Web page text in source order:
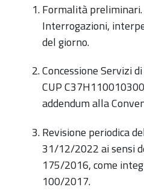
Formalità
Interrogazioni,
del giorno.
Concessione Servizi
CUP
addendum alla
Revisione periodica
31/12/2022 ai sensi
175/2016, come
100/2017.